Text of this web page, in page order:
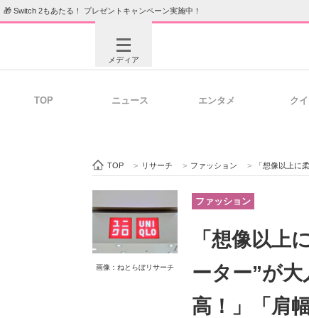
🎁 Switch 2もあたる！ プレゼントキャンペーン実施中！
メディア
ビジネスと働き方のヒント
企業向
TOP ニュース エンタメ ク
TOP > リサーチ > ファッション > 「想像以上に柔ら
画像：ねとらぼリサーチ
ファッション
「想像以上
ーター”が
高！」「肩